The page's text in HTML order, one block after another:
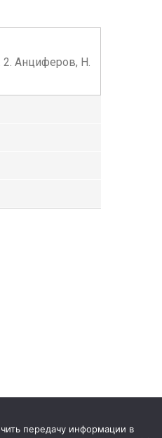
2. Анциферов, Н.
передачу информации в